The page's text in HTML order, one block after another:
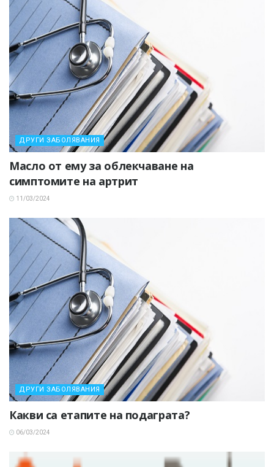
ДРУГИ ЗАБОЛЯВАНИЯ
Масло от ему за облекчаване на
симптомите на артрит
11/03/2024
ДРУГИ ЗАБОЛЯВАНИЯ
Какви са етапите на подаграта?
06/03/2024